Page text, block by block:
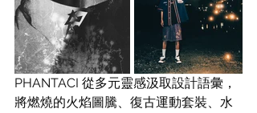
PHANTACI 從多元靈感汲取設計語彙，
將燃燒的火焰圖騰、復古運動套裝、水